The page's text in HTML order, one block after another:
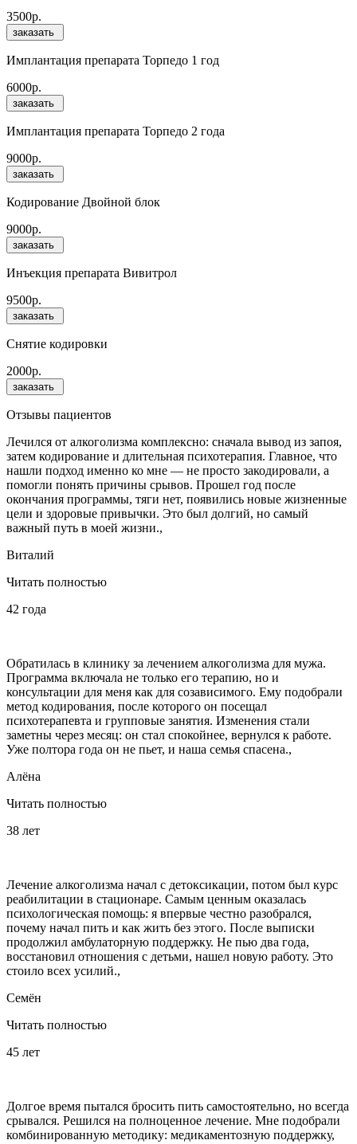
3500р.
заказать
Имплантация препарата Торпедо 1 год
6000р.
заказать
Имплантация препарата Торпедо 2 года
9000р.
заказать
Кодирование Двойной блок
9000р.
заказать
Инъекция препарата Вивитрол
9500р.
заказать
Снятие кодировки
2000р.
заказать
Отзывы пациентов
Лечился от алкоголизма комплексно: сначала вывод из запоя,
затем кодирование и длительная психотерапия. Главное, что
нашли подход именно ко мне — не просто закодировали, а
помогли понять причины срывов. Прошел год после
окончания программы, тяги нет, появились новые жизненные
цели и здоровые привычки. Это был долгий, но самый
важный путь в моей жизни.,
Виталий
Читать полностью
42 года
Обратилась в клинику за лечением алкоголизма для мужа.
Программа включала не только его терапию, но и
консультации для меня как для созависимого. Ему подобрали
метод кодирования, после которого он посещал
психотерапевта и групповые занятия. Изменения стали
заметны через месяц: он стал спокойнее, вернулся к работе.
Уже полтора года он не пьет, и наша семья спасена.,
Алёна
Читать полностью
38 лет
Лечение алкоголизма начал с детоксикации, потом был курс
реабилитации в стационаре. Самым ценным оказалась
психологическая помощь: я впервые честно разобрался,
почему начал пить и как жить без этого. После выписки
продолжил амбулаторную поддержку. Не пью два года,
восстановил отношения с детьми, нашел новую работу. Это
стоило всех усилий.,
Семён
Читать полностью
45 лет
Долгое время пытался бросить пить самостоятельно, но всегда
срывался. Решился на полноценное лечение. Мне подобрали
комбинированную методику: медикаментозную поддержку,